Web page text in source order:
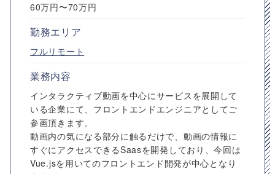
60万円〜70万円
勤務エリア
フルリモート
業務内容
インタラクティブ動画を中心にサービスを展開して
いる企業にて、フロントエンドエンジニアとしてご
参画頂きます。
動画内の気になる部分に触るだけで、動画の情報に
すぐにアクセスできるSaasを開発しており、今回は
Vue.jsを用いてのフロントエンド開発が中心となり